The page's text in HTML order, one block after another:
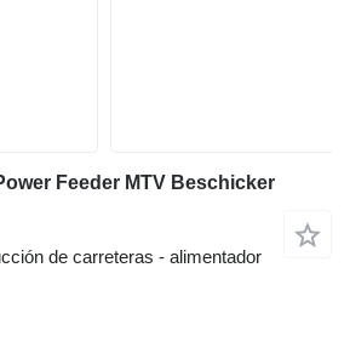
Feeder MTV Beschicker
de carreteras - alimentador